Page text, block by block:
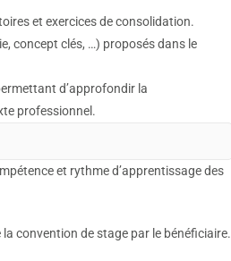
et exercices de consolidation.
concept clés, …) proposés dans le
d’approfondir la
professionnel.
et rythme d’apprentissage des
convention de stage par le bénéficiaire.